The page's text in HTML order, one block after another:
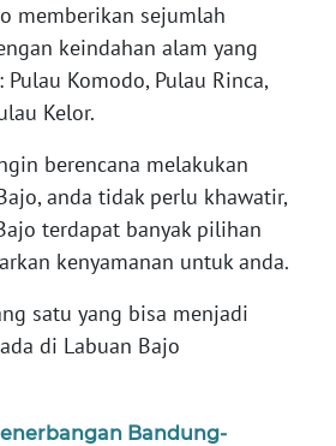
memberikan sejumlah
keindahan alam yang
Komodo, Pulau Rinca,
Kelor.
berencana melakukan
anda tidak perlu khawatir,
terdapat banyak pilihan
kenyamanan untuk anda.
satu yang bisa menjadi
di Labuan Bajo
Bandung-